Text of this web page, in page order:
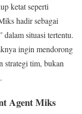
ketat seperti
hadir sebagai
dalam situasi tertentu.
ingin mendorong
strategi tim, bukan
Agent Miks